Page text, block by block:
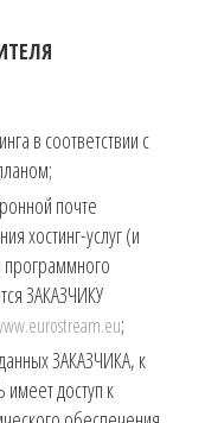
в соответствии с
почте
хостинг-услуг (и
программного
ЗАКАЗЧИКУ
;
ЗАКАЗЧИКА, к
доступ к